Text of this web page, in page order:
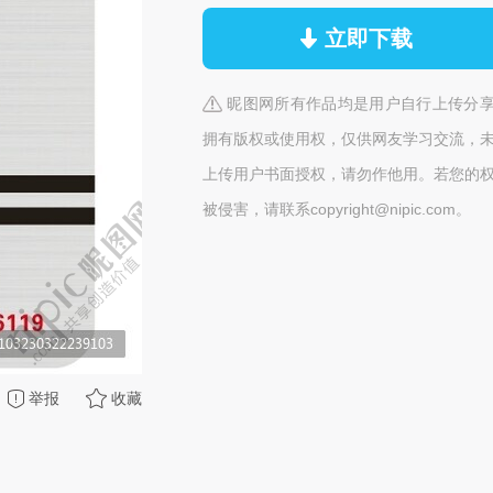
举报 收藏
立即下载
昵图网所有作品均是用户自行上传分
拥有版权或使用权，仅供网友学习交流，
上传用户书面授权，请勿作他用。若您的
被侵害，请联系copyright@nipic.com。